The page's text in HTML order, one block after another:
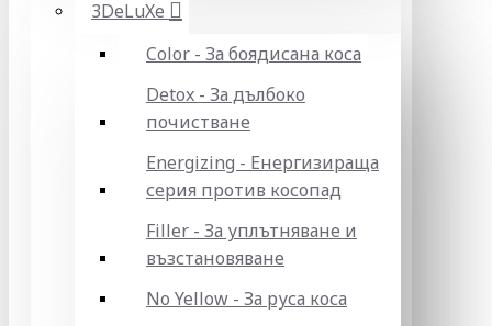
3DeLuXe
Color - За боядисана коса
Detox - За дълбоко
почистване
Energizing - Енергизираща
серия против косопад
Filler - За уплътняване и
възстановяване
No Yellow - За руса коса